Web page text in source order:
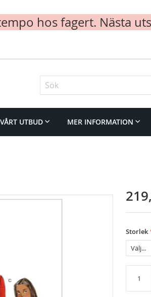
hos fagert. Nästa
Sök
VÅRT UTBUD MER INFORMATION
Storlek